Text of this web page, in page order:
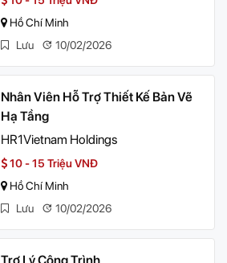
Hồ Chí Minh
Lưu
10/02/2026
Nhân Viên Hỗ Trợ Thiết Kế Bản Vẽ
Hạ Tầng
HR1Vietnam Holdings
10 - 15 Triệu VNĐ
Hồ Chí Minh
Lưu
10/02/2026